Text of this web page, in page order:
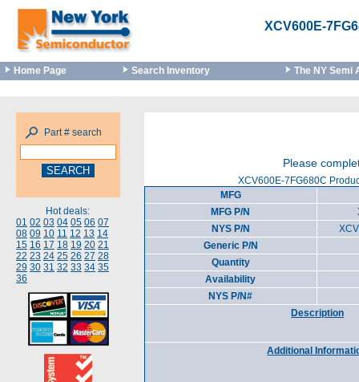
XCV600E-
Home Page Search Inventory The NY Semi
Part # search
Hot deals:
01 02 03 04 05 06 07
08 09 10 11 12 13 14
15 16 17 18 19 20 21
22 23 24 25 26 27 28
29 30 31 32 33 34 35
36
Please
XCV600E-7FG680C
MFG
MFG P/N
NYS P/N
Generic P/N
Quantity
Availability
NYS P/N#
Description
Additional